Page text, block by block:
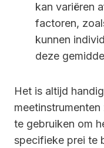
kan variëren
factoren,
kunnen
deze
Het is altijd
te gebruiken om
specifieke prei te